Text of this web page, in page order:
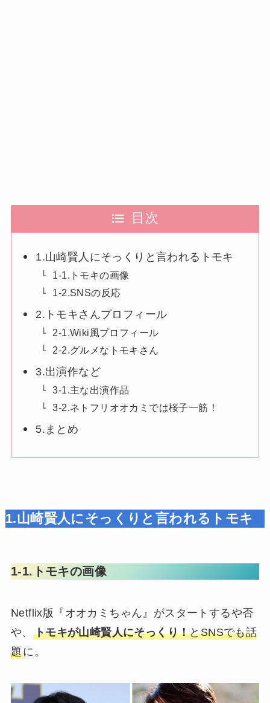
目次
1.山崎賢人にそっくりと言われるトモキ
1-1.トモキの画像
1-2.SNSの反応
2.トモキさんプロフィール
2-1.Wiki風プロフィール
2-2.グルメなトモキさん
3.出演作など
3-1.主な出演作品
3-2.ネトフリオオカミでは桜子一筋！
5.まとめ
1.山崎賢人にそっくりと言われるトモキ
1-1.トモキの画像
Netflix版『オオカミちゃん』がスタートするや否
や、 トモキが山崎賢人にそっくり！とSNSでも話
題に。